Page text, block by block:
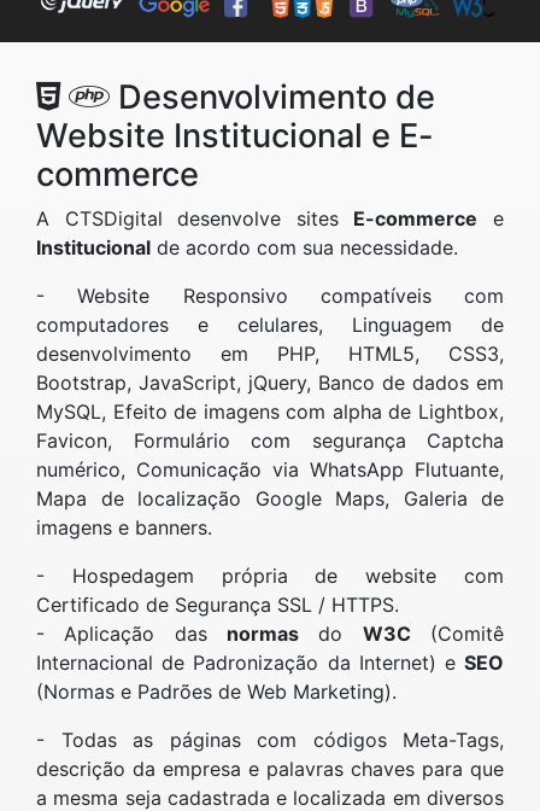
Desenvolvimento de
Website Institucional e E-
commerce
A CTSDigital desenvolve sites E-commerce e
Institucional de acordo com sua necessidade.
- Website Responsivo compatíveis com
computadores e celulares, Linguagem de
desenvolvimento em PHP, HTML5, CSS3,
Bootstrap, JavaScript, jQuery, Banco de dados em
MySQL, Efeito de imagens com alpha de Lightbox,
Favicon, Formulário com segurança Captcha
numérico, Comunicação via WhatsApp Flutuante,
Mapa de localização Google Maps, Galeria de
imagens e banners.
- Hospedagem própria de website com
Certificado de Segurança SSL / HTTPS.
- Aplicação das normas do W3C(Comitê
Internacional de Padronização da Internet) e SEO
(Normas e Padrões de Web Marketing).
- Todas as páginas com códigos Meta-Tags,
descrição da empresa e palavras chaves para que
a mesma seja cadastrada e localizada em diversos